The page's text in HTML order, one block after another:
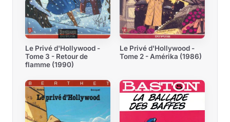
Le Privé d'Hollywood -
Tome 3 - Retour de
flamme (1990)
Le Privé d'Hollywood -
Tome 2 - Amérika (1986)